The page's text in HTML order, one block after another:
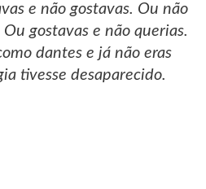
e não gostavas. Ou não
gostavas e não querias.
dantes e já não eras
tivesse desaparecido.